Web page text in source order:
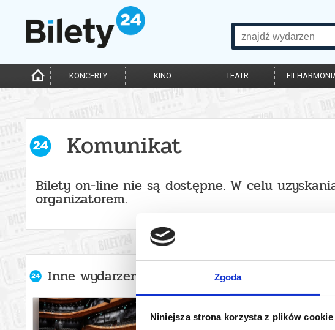
Zgoda
Niniejsza strona korzysta z plików cookie
KONCERTY KINO TEATR
Komunikat
Bilety on-line nie są dostępne. W celu
organizatorem.
Inne wydarzenia organizatora